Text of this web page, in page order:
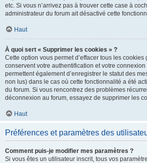
etc. Si vous n’arrivez pas à trouver cette case à
administrateur du forum ait désactivé cette
Haut
À quoi sert « Supprimer les cookies » ?
Cette option vous permet d’effacer tous les
conservent votre authentification et votre
permettent également d’enregistrer le statut des
non lus) dans le cas où cette fonctionnalité a été
du forum. Si vous rencontrez des problèmes
déconnexion au forum, essayez de supprimer les
Haut
Préférences et paramètres des
Comment puis-je modifier mes paramètres ?
Si vous êtes un utilisateur inscrit, tous vos